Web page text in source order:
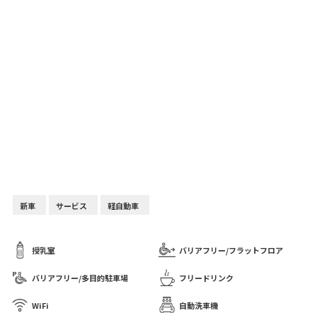
新車 サービス 軽自動車
授乳室 バリアフリー/フラットフロア
バリアフリー/多目的駐車場 フリードリンク
WiFi 自動洗車機